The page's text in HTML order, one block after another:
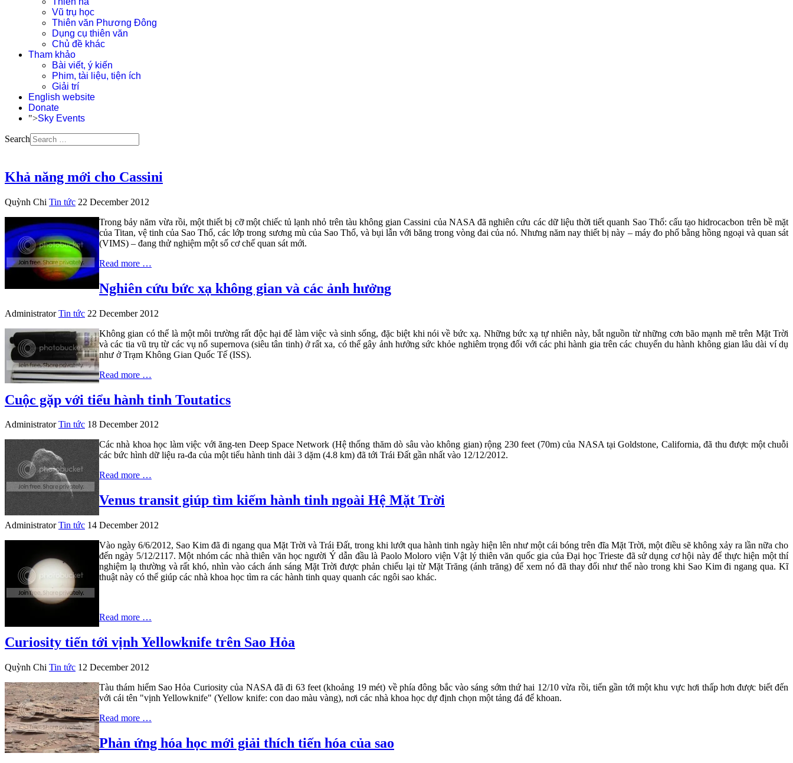
Vũ trụ học
Thiên văn Phương Đông
Dụng cụ thiên văn
Chủ đề khác
Tham khảo
Bài viết, ý kiến
Phim, tài liệu, tiện ích
Giải trí
English website
Donate
">Sky Events
Search
Khả năng mới cho Cassini
Quỳnh Chi Tin tức 22 December 2012
Trong bảy năm vừa rồi, một thiết bị cỡ một chiếc tủ lạnh nhỏ trên tàu không gian Cassini của NASA đã nghiên cứu các dữ liệu thời tiết quanh Sao Thổ: cấu tạo hidrocacbon trên bề mặt
của Titan, vệ tinh của Sao Thổ, các lớp trong sương mù của Sao Thổ, và bụi lẫn với băng trong vòng đai của nó. Nhưng năm nay thiết bị này – máy đo phổ bằng hồng ngoại và quan sát
(VIMS) – đang thử nghiệm một số cơ chế quan sát mới.
Read more …
Nghiên cứu bức xạ không gian và các ảnh hưởng
Administrator Tin tức 22 December 2012
Không gian có thể là một môi trường rất độc hại để làm việc và sinh sống, đặc biệt khi nói về bức xạ. Những bức xạ tự nhiên này, bắt nguồn từ những cơn bão mạnh mẽ trên Mặt Trời
và các tia vũ trụ từ các vụ nổ supernova (siêu tân tinh) ở rất xa, có thể gây ảnh hưởng sức khỏe nghiêm trọng đối với các phi hành gia trên các chuyến du hành không gian lâu dài ví dụ
như ở Trạm Không Gian Quốc Tế (ISS).
Read more …
Cuộc gặp với tiểu hành tinh Toutatics
Administrator Tin tức 18 December 2012
Các nhà khoa học làm việc với ăng-ten Deep Space Network (Hệ thống thăm dò sâu vào không gian) rộng 230 feet (70m) của NASA tại Goldstone, California, đã thu được một chuỗi
các bức hình dữ liệu ra-đa của một tiểu hành tinh dài 3 dặm (4.8 km) đã tới Trái Đất gần nhất vào 12/12/2012.
Read more …
Venus transit giúp tìm kiếm hành tinh ngoài Hệ Mặt Trời
Administrator Tin tức 14 December 2012
Vào ngày 6/6/2012, Sao Kim đã đi ngang qua Mặt Trời và Trái Đất, trong khi lướt qua hành tinh ngày hiện lên như một cái bóng trên đĩa Mặt Trời, một điều sẽ không xảy ra lần nữa cho
đến ngày 5/12/2117. Một nhóm các nhà thiên văn học người Ý dẫn đầu là Paolo Moloro viện Vật lý thiên văn quốc gia của Đại học Trieste đã sử dụng cơ hội này để thực hiện một thí
nghiệm lạ thường và rất khó, nhìn vào cách ánh sáng Mặt Trời được phản chiếu lại từ Mặt Trăng (ánh trăng) để xem nó đã thay đổi như thế nào trong khi Sao Kim đi ngang qua. Kĩ
thuật này có thể giúp các nhà khoa học tìm ra các hành tinh quay quanh các ngôi sao khác.
Read more …
Curiosity tiến tới vịnh Yellowknife trên Sao Hỏa
Quỳnh Chi Tin tức 12 December 2012
Tàu thám hiểm Sao Hỏa Curiosity của NASA đã đi 63 feet (khoảng 19 mét) về phía đông bắc vào sáng sớm thứ hai 12/10 vừa rồi, tiến gần tới một khu vực hơi thấp hơn được biết đến
với cái tên "vịnh Yellowknife" (Yellow knife: con dao màu vàng), nơi các nhà khoa học dự định chọn một tảng đá để khoan.
Read more …
Phản ứng hóa học mới giải thích tiến hóa của sao